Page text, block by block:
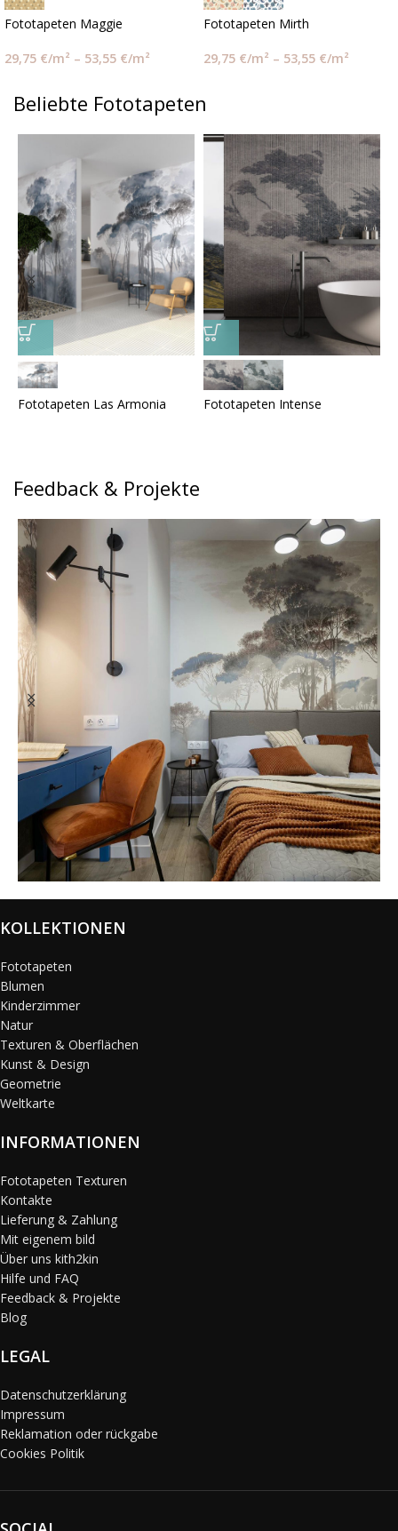
Fototapeten Maggie
29,75 €/m² – 53,55 €/m²
Fototapeten Mirth
29,75 €/m² – 53,55 €/m²
Beliebte Fototapeten
Fototapeten Las Armonia Fototapeten Intense
Feedback & Projekte
@karols_interiors
KOLLEKTIONEN
Fototapeten
Blumen
Kinderzimmer
Natur
Texturen & Oberflächen
Kunst & Design
Geometrie
Weltkarte
INFORMATIONEN
Fototapeten Texturen
Kontakte
Lieferung & Zahlung
Mit eigenem bild
Über uns kith2kin
Hilfe und FAQ
Feedback & Projekte
Blog
LEGAL
Datenschutzerklärung
Impressum
Reklamation oder rückgabe
Cookies Politik